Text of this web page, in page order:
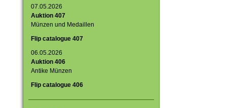
07.05.2026
Auktion 407
Münzen und Medaillen
Flip catalogue 407
06.05.2026
Auktion 406
Antike Münzen
Flip catalogue 406